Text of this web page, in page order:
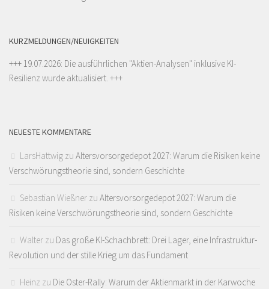
KURZMELDUNGEN/NEUIGKEITEN
+++ 19.07.2026: Die ausführlichen "Aktien-Analysen" inklusive KI-
Resilienz wurde aktualisiert. +++
NEUESTE KOMMENTARE
LarsHattwig zu Altersvorsorgedepot 2027: Warum die Risiken keine
Verschwörungstheorie sind, sondern Geschichte
Sebastian Wießner zu Altersvorsorgedepot 2027: Warum die
Risiken keine Verschwörungstheorie sind, sondern Geschichte
Walter zu Das große KI-Schachbrett: Drei Lager, eine Infrastruktur-
Revolution und der stille Krieg um das Fundament
Heinz zu Die Oster-Rally: Warum der Aktienmarkt in der Karwoche